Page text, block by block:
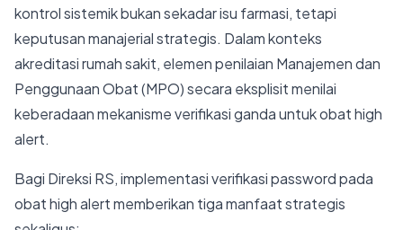
kontrol sistemik bukan sekadar isu farmasi, tetapi
keputusan manajerial strategis. Dalam konteks
akreditasi rumah sakit, elemen penilaian Manajemen dan
Penggunaan Obat (MPO) secara eksplisit menilai
keberadaan mekanisme verifikasi ganda untuk obat high
alert.
Bagi Direksi RS, implementasi verifikasi password pada
obat high alert memberikan tiga manfaat strategis